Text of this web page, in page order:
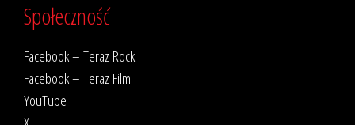
Społeczność
Facebook – Teraz Rock
Facebook – Teraz Film
YouTube